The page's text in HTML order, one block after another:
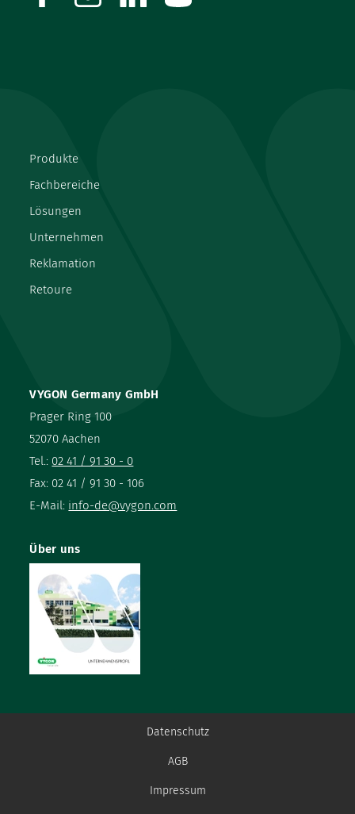
VYGON Germany GmbH
Prager Ring 100
52070 Aachen
Tel.: 02 41 / 91 30 - 0
Fax: 02 41 / 91 30 - 106
E-Mail: info-de@vygon.com
Produkte
Fachbereiche
Lösungen
Unternehmen
Reklamation
Retoure
Über uns
Datenschutz
AGB
Impressum